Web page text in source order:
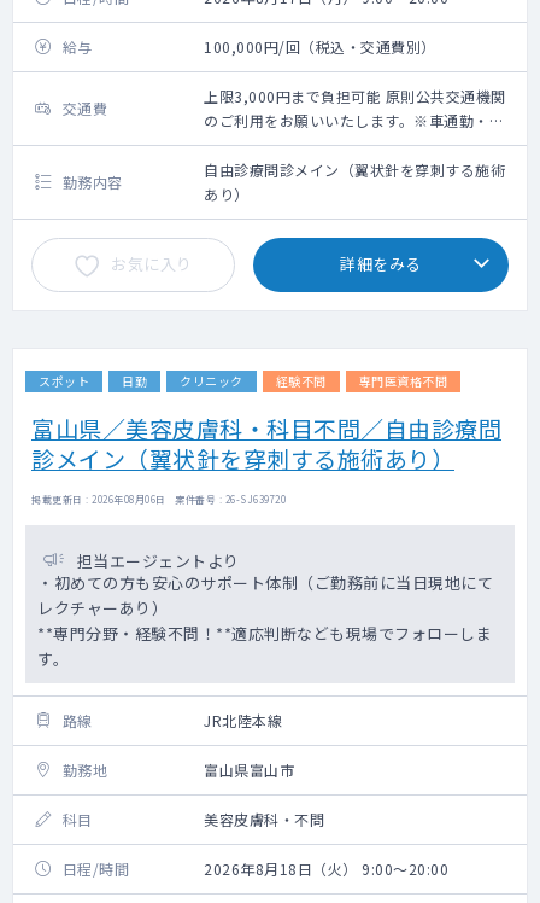
給与 100,000円/回（税込・交通費別）
交通費
上限3,000円まで負担可能 原則公共交通機関
のご利用をお願いいたします。※車通勤・タ
クシー利用要相談
勤務内容
自由診療問診メイン（翼状針を穿刺する施術
あり）
お気に入り 詳細をみる
スポット 日勤 クリニック 経験不問 専門医資格不問
富山県／美容皮膚科・科目不問／自由診療問
診メイン（翼状針を穿刺する施術あり）
掲載更新日 : 2026年08月06日 案件番号 : 26-SJ639720
担当エージェントより
・初めての方も安心のサポート体制（ご勤務前に当日現地にて
レクチャーあり）
**専門分野・経験不問！**適応判断なども現場でフォローしま
す。
路線 JR北陸本線
勤務地 富山県富山市
科目 美容皮膚科・不問
日程/時間 2026年8月18日（火） 9:00～20:00